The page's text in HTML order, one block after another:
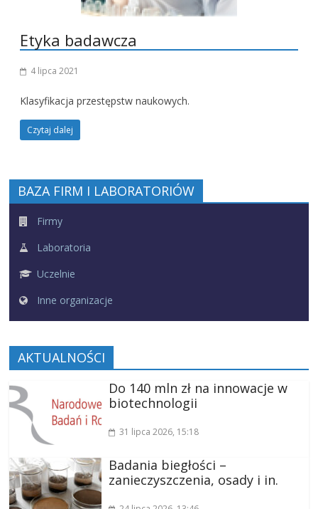
Etyka badawcza
4 lipca 2021
Klasyfikacja przestępstw naukowych.
Czytaj dalej
BAZA FIRM I LABORATORIÓW
Firmy
Laboratoria
Uczelnie
Inne organizacje
AKTUALNOŚCI
Do 140 mln zł na innowacje w
biotechnologii
31 lipca 2026, 15:18
Badania biegłości –
zanieczyszczenia, osady i in.